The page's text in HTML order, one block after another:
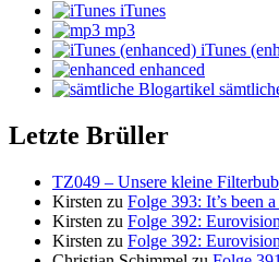
iTunes
mp3
iTunes
enhanced
Letzte Brüller
TZ049 – Unsere kleine
Kirsten zu Folge 393: It’s been
Kirsten zu Folge 392:
Kirsten zu Folge 392: